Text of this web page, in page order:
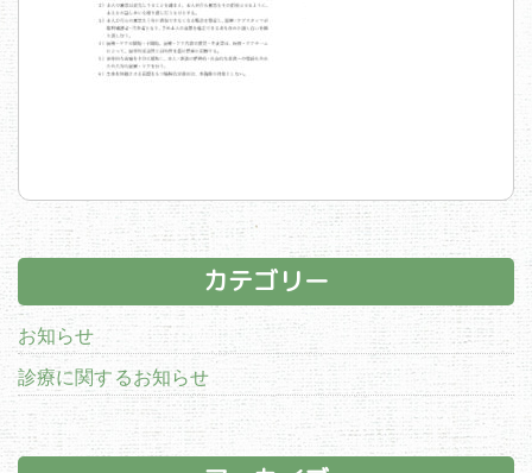
カテゴリー
お知らせ
診療に関するお知らせ